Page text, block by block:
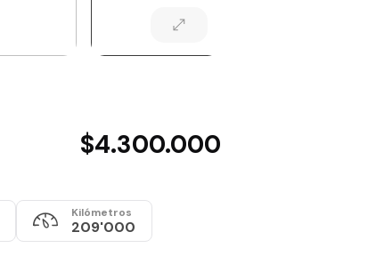
$4.300.000
Kilómetros
209'000